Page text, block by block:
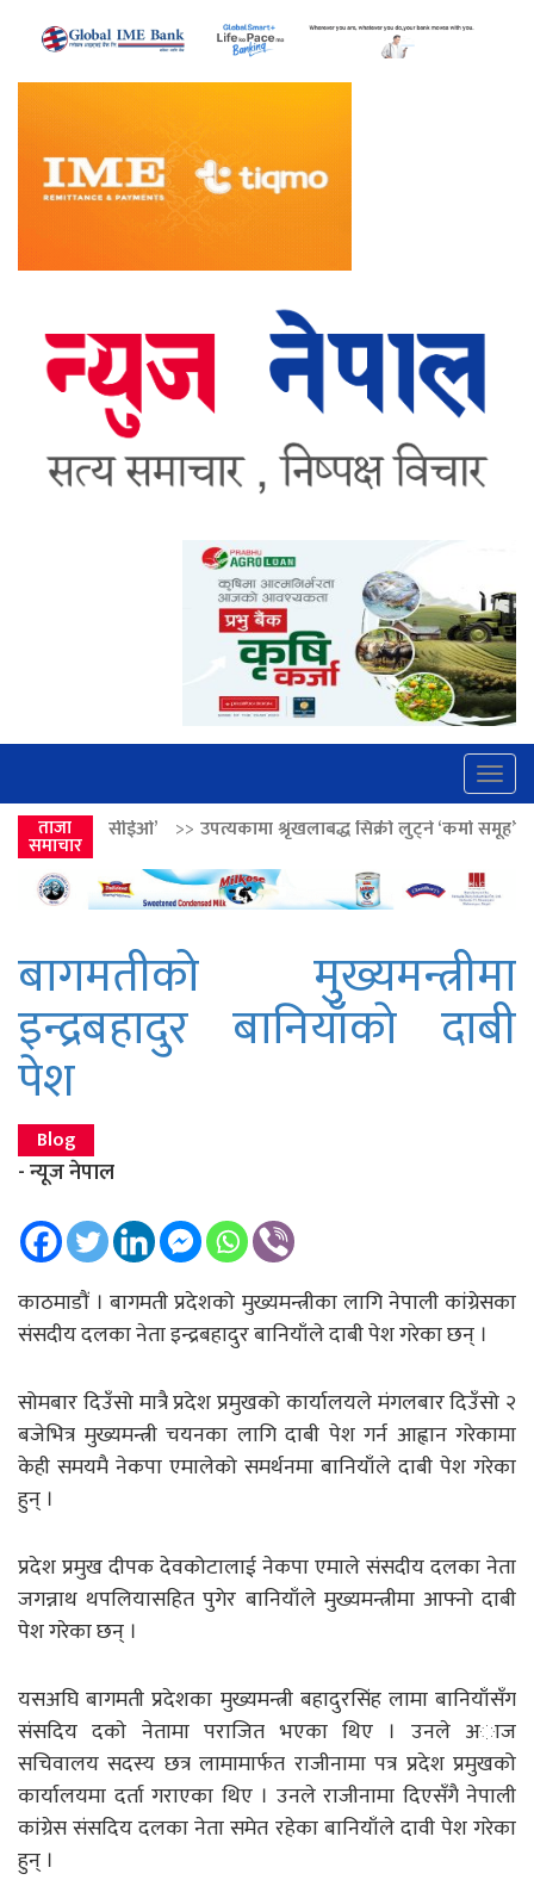
ताजा
समाचार
उपत्यकामा श्रृंखलाबद्ध सिक्री लुट्ने ‘कर्मा समूह’का नाइकेसहित पाँच पक्राउ
बागमतीको मुख्यमन्त्रीमा
इन्द्रबहादुर बानियाँकाे दाबी
पेश
Blog
- न्यूज नेपाल
काठमाडाैं । बागमती प्रदेशको मुख्यमन्त्रीका लागि नेपाली कांग्रेसका
संसदीय दलका नेता इन्द्रबहादुर बानियाँले दाबी पेश गरेका छन् ।
सोमबार दिउँसो मात्रै प्रदेश प्रमुखको कार्यालयले मंगलबार दिउँसो २
बजेभित्र मुख्यमन्त्री चयनका लागि दाबी पेश गर्न आह्वान गरेकामा
केही समयमै नेकपा एमालेको समर्थनमा बानियाँले दाबी पेश गरेका
हुन् ।
प्रदेश प्रमुख दीपक देवकोटालाई नेकपा एमाले संसदीय दलका नेता
जगन्नाथ थपलियासहित पुगेर बानियाँले मुख्यमन्त्रीमा आफ्नो दाबी
पेश गरेका छन् ।
यसअघि बागमती प्रदेशका मुख्यमन्त्री बहादुरसिंह लामा बानियाँसँग
संसदिय दकाे नेतामा पराजित भएका थिए । उनले अाज
सचिवालय सदस्य छत्र लामामार्फत राजीनामा पत्र प्रदेश प्रमुखको
कार्यालयमा दर्ता गराएका थिए । उनले राजीनामा दिएसँगै नेपाली
कांग्रेस संसदिय दलका नेता समेत रहेका बानियाँले दावी पेश गरेका
हुन् ।